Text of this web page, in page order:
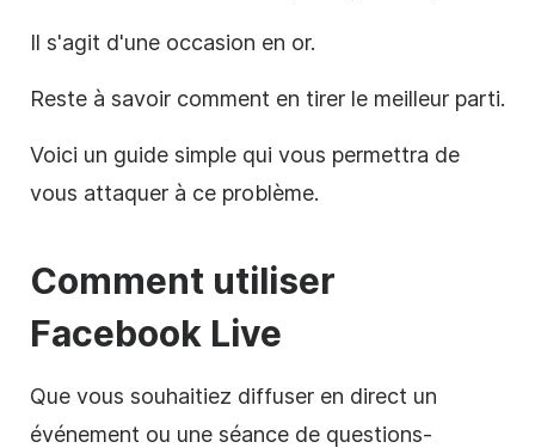
Il s'agit d'une occasion en or.
Reste à savoir comment en tirer le meilleur parti.
Voici un guide simple qui vous permettra de
vous attaquer à ce problème.
Comment utiliser
Facebook Live
Que vous souhaitiez diffuser en direct un
événement ou une séance de questions-